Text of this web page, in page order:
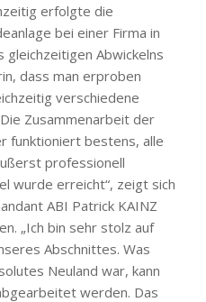
erfolgte die
bei einer Firma in
Abwickelns
dass man erproben
verschiedene
Zusammenarbeit der
funktioniert bestens, alle
professionell
wurde erreicht“, zeigt sich
ABI Patrick KAINZ
„Ich bin sehr stolz auf
Abschnittes. Was
Neuland war, kann
werden. Das